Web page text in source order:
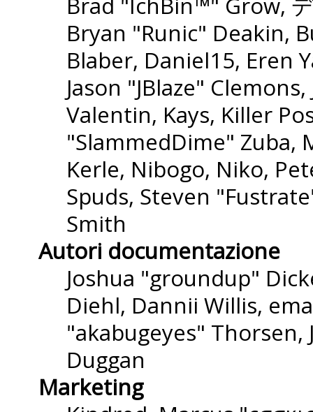
Bryan "Runic" Deakin,
Blaber, Daniel15, Eren
Jason "JBlaze"
Valentin, Kays, Killer
"SlammedDime" Zuba,
Kerle, Nibogo, Niko,
Spuds, Steven
Smith
Autori documentazione
Joshua "groundup"
Diehl, Dannii Willis,
"akabugeyes" Thorsen,
Duggan
Marketing